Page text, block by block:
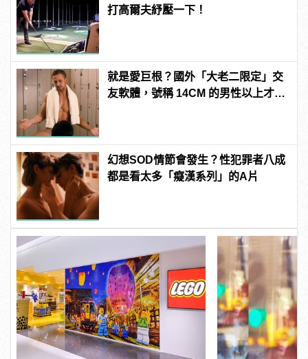
打高爾夫紓壓一下！
就是愛巨根？國外「大老二限定」交
友軟體，號稱 14CM 的男性以上才給
幻想SOD情節會發生？性犯罪者八成
都是看太多「癡漢系列」的A片